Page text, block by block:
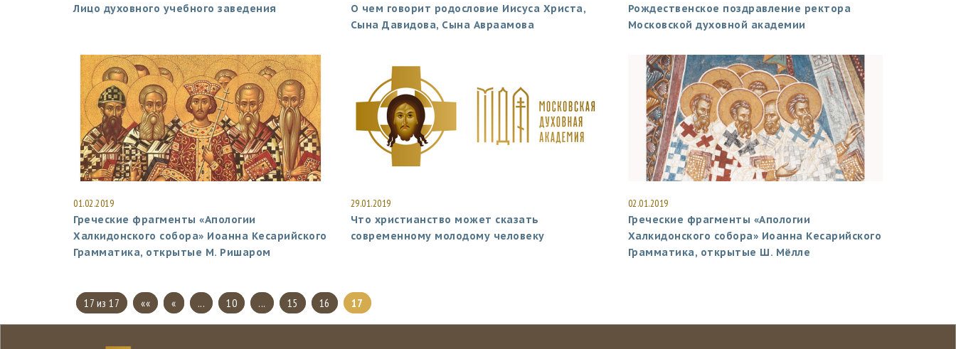
Лицо духовного учебного заведения
О чем говорит родословие Иисуса Христа,
Сына Давидова, Сына Авраамова
Рождественское поздравление ректора
Московской духовной академии
01.02.2019
Греческие фрагменты «Апологии
Халкидонского собора» Иоанна Кесарийского
Грамматика, открытые М. Ришаром
29.01.2019
Что христианство может сказать
современному молодому человеку
02.01.2019
Греческие фрагменты «Апологии
Халкидонского собора» Иоанна Кесарийского
Грамматика, открытые Ш. Мёлле
17 из 17 «« « ... 10 ... 15 16 17